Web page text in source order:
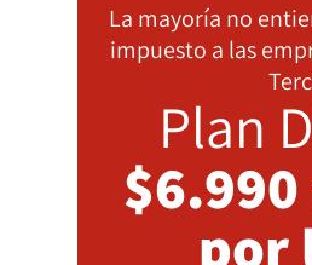
La mayoría no
impuesto a las
Plan
por